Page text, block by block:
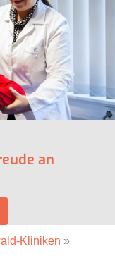
an
Kliniken »